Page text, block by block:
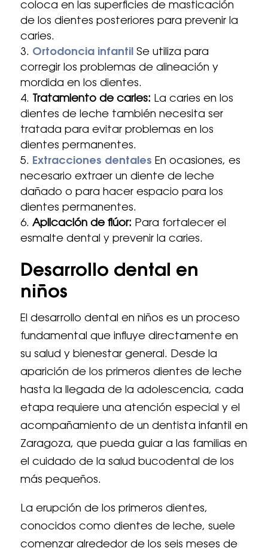
coloca en las superficies de masticación
de los dientes posteriores para prevenir la
caries.
Ortodoncia infantilSe utiliza para
corregir los problemas de alineación y
mordida en los dientes.
Tratamiento de caries: La caries en los
dientes de leche también necesita ser
tratada para evitar problemas en los
dientes permanentes.
Extracciones dentales En ocasiones, es
necesario extraer un diente de leche
dañado o para hacer espacio para los
dientes permanentes.
Aplicación de flúor: Para fortalecer el
esmalte dental y prevenir la caries.
Desarrollo dental en
niños
El desarrollo dental en niños es un proceso
fundamental que influye directamente en
su salud y bienestar general. Desde la
aparición de los primeros dientes de leche
hasta la llegada de la adolescencia, cada
etapa requiere una atención especial y el
acompañamiento de un dentista infantil en
Zaragoza, que pueda guiar a las familias en
el cuidado de la salud bucodental de los
más pequeños.
La erupción de los primeros dientes,
conocidos como dientes de leche, suele
comenzar alrededor de los seis meses de